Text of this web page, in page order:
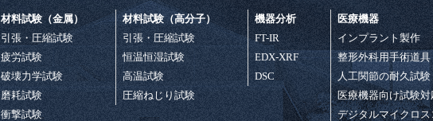
材料試験（金属）
引張・圧縮試験
疲労試験
破壊力学試験
磨耗試験
衝撃試験
材料試験（高分子）
引張・圧縮試験
恒温恒湿試験
高温試験
圧縮ねじり試験
機器分析
FT-IR
EDX-XRF
DSC
医療機器
インプラント製作
整形外科用手術道具
人工関節の耐久試験
医療機器向け試験対
デジタルマイクロス